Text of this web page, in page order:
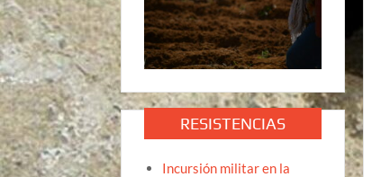
RESISTENCIAS
Incursión militar en la